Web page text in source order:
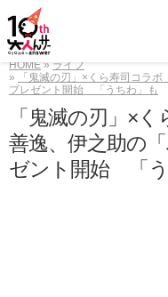
HOME
ライフ
「鬼滅の刃」×くら寿司コラ
プレゼント開始 「うちわ」も
「鬼滅の刃」×
善逸、伊之助の
ゼント開始 「